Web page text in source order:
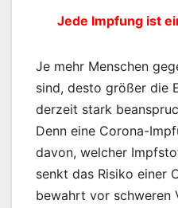
Jede Impfung ist
Je mehr Menschen
sind, desto größer die
derzeit stark
Denn eine Corona-
davon, welcher
senkt das Risiko einer
bewahrt vor schweren